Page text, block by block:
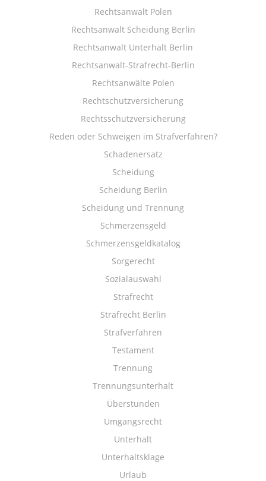
Rechtsanwalt Polen
Rechtsanwalt Scheidung Berlin
Rechtsanwalt Unterhalt Berlin
Rechtsanwalt-Strafrecht-Berlin
Rechtsanwälte Polen
Rechtschutzversicherung
Rechtsschutzversicherung
Reden oder Schweigen im Strafverfahren?
Schadenersatz
Scheidung
Scheidung Berlin
Scheidung und Trennung
Schmerzensgeld
Schmerzensgeldkatalog
Sorgerecht
Sozialauswahl
Strafrecht
Strafrecht Berlin
Strafverfahren
Testament
Trennung
Trennungsunterhalt
Überstunden
Umgangsrecht
Unterhalt
Unterhaltsklage
Urlaub